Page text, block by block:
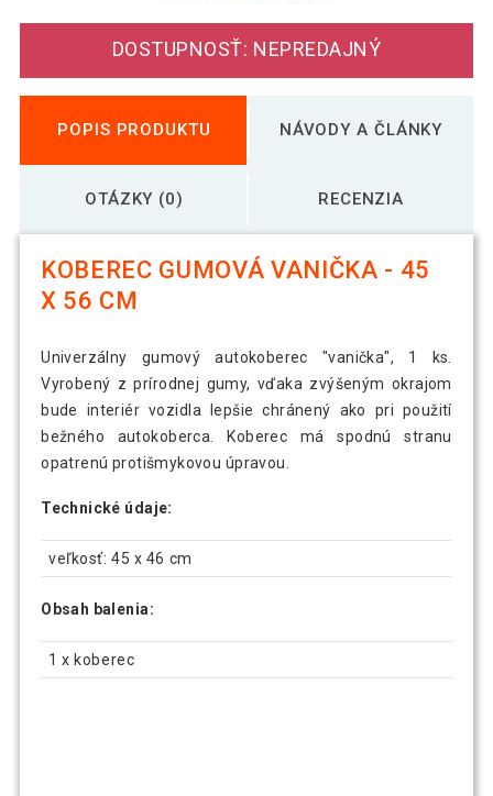
DOSTUPNOSŤ: NEPREDAJNÝ
POPIS PRODUKTU NÁVODY A ČLÁNKY
OTÁZKY (0) RECENZIA
KOBEREC GUMOVÁ VANIČKA - 45
X 56 CM
Univerzálny gumový autokoberec "vanička", 1 ks.
Vyrobený z prírodnej gumy, vďaka zvýšeným okrajom
bude interiér vozidla lepšie chránený ako pri použití
bežného autokoberca. Koberec má spodnú stranu
opatrenú protišmykovou úpravou.
Technické údaje:
veľkosť: 45 x 46 cm
Obsah balenia:
1 x koberec